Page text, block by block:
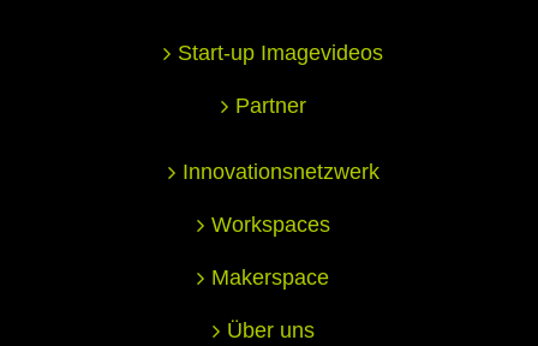
Start-up Imagevideos
Partner
Innovationsnetzwerk
Workspaces
Makerspace
Über uns